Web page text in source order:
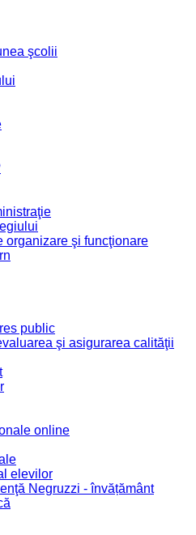
şcolii
organizare şi funcţionare
public
şi asigurarea calităţii
online
elevilor
Negruzzi - învățământ